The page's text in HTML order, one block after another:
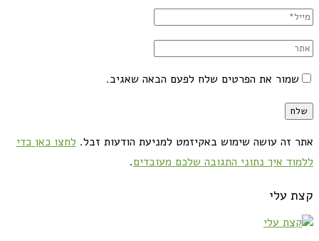
שמור את הפרטים שלח לפעם הבאה שאגיב.
אתר זה עושה שימוש באקיזמט למניעת הודעות זבל. לחצו כאן כדי
ללמוד איך נתוני התגובה שלכם מעובדים.
קצת עלי